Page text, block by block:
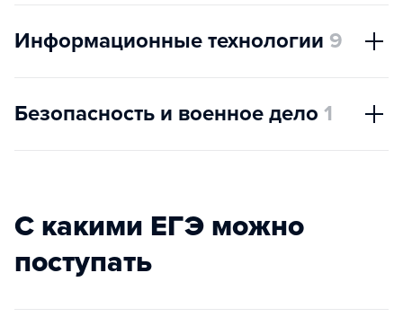
Информационные технологии 9
Безопасность и военное дело 1
С какими ЕГЭ можно
поступать